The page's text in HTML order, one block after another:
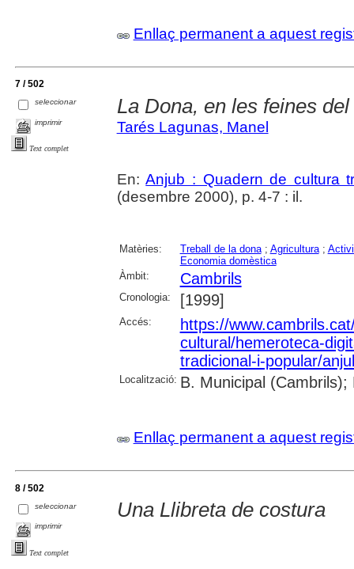
Enllaç permanent a aquest
7 / 502
seleccionar
imprimir
Text complet
La Dona, en les feines
Tarés Lagunas, Manel
En:Anjub : Quadern de cultura
(desembre 2000), p. 4-7 : il.
Matèries: Treball de la dona; Agricultura;
Economia domèstica
Àmbit:
Cambrils
Cronologia: [1999]
Accés:
https://
cultural/hemeroteca-
tradicional-i-popular/
Localització: B. Municipal
Enllaç permanent a aquest
8 / 502
seleccionar
imprimir
Text complet
Una Llibreta de costura